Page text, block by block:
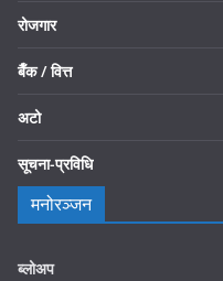
रोजगार
बैँक / वित्त
अटो
सूचना-प्रविधि
मनोरञ्जन
ब्लोअप